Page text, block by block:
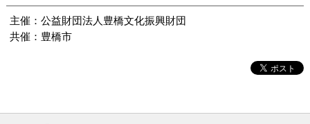
主催：公益財団法人豊橋文化振興財団
共催：豊橋市